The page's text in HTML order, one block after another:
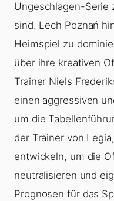
Ungeschlagen-Serie
sind. Lech Poznań
Heimspiel zu
über ihre kreativen
Trainer Niels
einen aggressiven
um die
der Trainer von
entwickeln, um die
neutralisieren und
Prognosen für das